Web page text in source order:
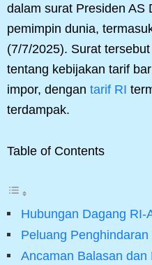
dalam surat Presiden AS
pemimpin dunia,
(7/7/2025). Surat
tentang kebijakan tarif
impor, dengan tarif RI
terdampak.
Table of Contents
Hubungan Dagang RI-
Peluang
Ancaman Balasan dan